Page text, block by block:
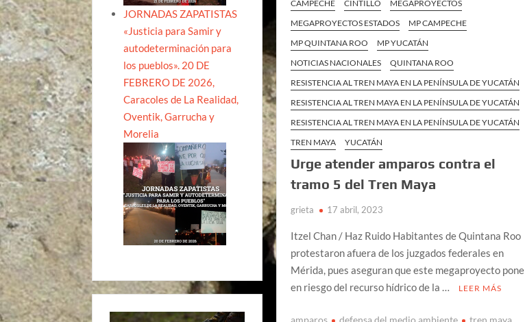
CAMPECHE CINTILLO
MEGAPROYECTOS
MEGAPROYECTOS ESTADOS
MP CAMPECHE
MP QUINTANA ROO
MP YUCATÁN
NOTICIAS NACIONALES
QUINTANA ROO
RESISTENCIA AL TREN MAYA EN LA PENÍNSULA DE YUCATÁN
RESISTENCIA AL TREN MAYA EN LA PENÍNSULA DE YUCATÁN
RESISTENCIA AL TREN MAYA EN LA PENÍNSULA DE YUCATÁN
TREN MAYA
YUCATÁN
Urge atender amparos contra el
tramo 5 del Tren Maya
grieta 17 abril, 2023
Itzel Chan / Haz Ruido Habitantes de Quintana Roo
protestaron afuera de los juzgados federales en
Mérida, pues aseguran que este megaproyecto pone
en riesgo del recurso hídrico de la …
LEER MÁS
amparos defensa del medio ambiente tren maya
JORNADAS ZAPATISTAS
«Justicia para Samir y
autodeterminación para
los pueblos». 20 DE
FEBRERO DE 2026,
Caracoles de La Realidad,
Oventik, Garrucha y
Morelia